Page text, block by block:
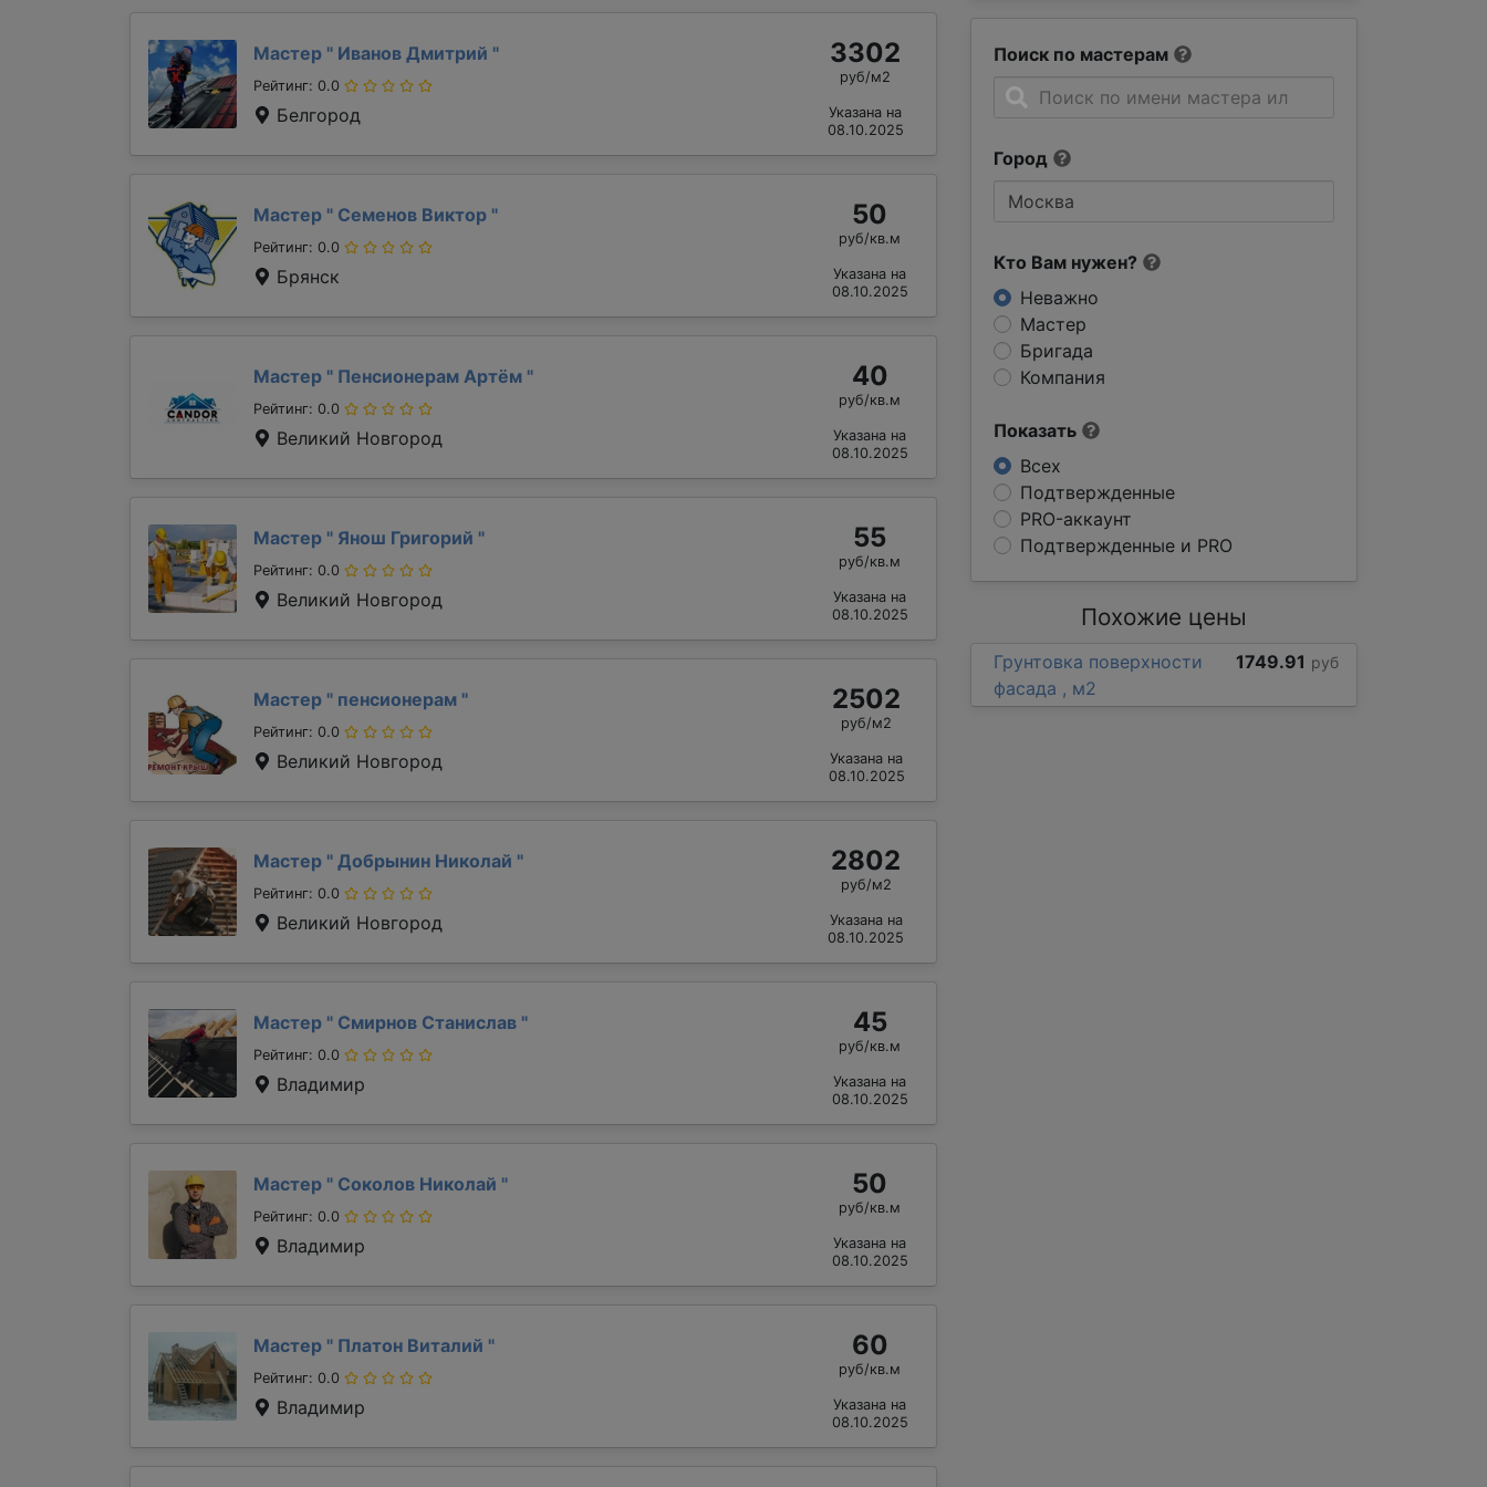
Поиск по мастерам
Город
Кто Вам нужен?
Неважно
Мастер
Бригада
Компания
Показать
Всех
Подтвержденные
PRO-аккаунт
Подтвержденные и PRO
Мастер " Иванов Дмитрий "
Рейтинг: 0.0
Белгород
3302
руб/м2
Указана на
08.10.2025
Мастер " Семенов Виктор "
Рейтинг: 0.0
Брянск
50
руб/кв.м
Указана на
08.10.2025
Мастер " Пенсионерам Артём "
Рейтинг: 0.0
Великий Новгород
40
руб/кв.м
Указана на
08.10.2025
Мастер " Янош Григорий "
Рейтинг: 0.0
Великий Новгород
55
руб/кв.м
Указана на
08.10.2025
Мастер " пенсионерам "
Рейтинг: 0.0
Великий Новгород
2502
руб/м2
Указана на
08.10.2025
Мастер " Добрынин Николай "
Рейтинг: 0.0
Великий Новгород
2802
руб/м2
Указана на
08.10.2025
Мастер " Смирнов Станислав "
Рейтинг: 0.0
Владимир
45
руб/кв.м
Указана на
08.10.2025
Мастер " Соколов Николай "
Рейтинг: 0.0
Владимир
50
руб/кв.м
Указана на
08.10.2025
Мастер " Платон Виталий "
Рейтинг: 0.0
Владимир
60
руб/кв.м
Указана на
08.10.2025
Похожие цены
Грунтовка поверхности
фасада , м2
1749.91 руб